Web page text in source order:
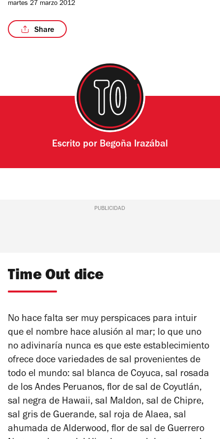
martes 27 marzo 2012
Share
Escrito por Begoña Irazábal
PUBLICIDAD
Time Out dice
No hace falta ser muy perspicaces para intuir
que el nombre hace alusión al mar; lo que uno
no adivinaría nunca es que este establecimiento
ofrece doce variedades de sal provenientes de
todo el mundo: sal blanca de Coyuca, sal rosada
de los Andes Peruanos, flor de sal de Coyutlán,
sal negra de Hawaii, sal Maldon, sal de Chipre,
sal gris de Guerande, sal roja de Alaea, sal
ahumada de Alderwood, flor de sal de Guerrero